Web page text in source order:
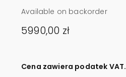
Available on backorder
5990,00 zł
Cena zawiera podatek VAT.